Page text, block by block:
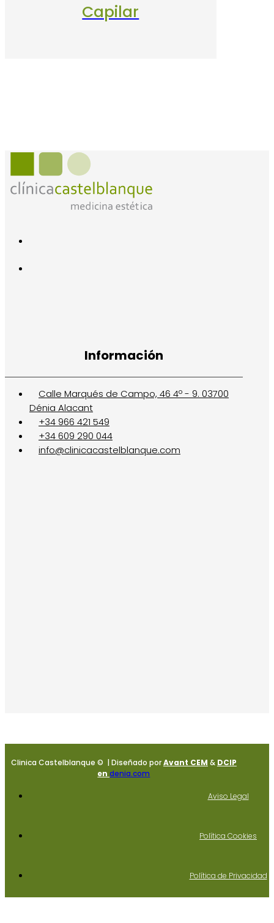
Capilar
Información
Calle Marqués de Campo, 46 4º - 9. 03700
Dénia Alacant
+34 966 421 549
+34 609 290 044
info@clinicacastelblanque.com
Clinica Castelblanque © | Diseñado porAvant CEM & DCIP
endenia.com
Aviso Legal
Política Cookies
Política de Privacidad